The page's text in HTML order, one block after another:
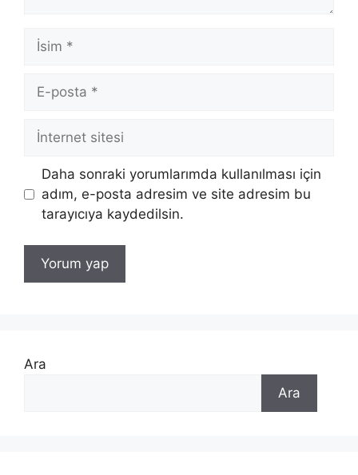
İsim
posta
İnternet
Daha sonraki yorumlarımda kullanılması için
adım, e-posta adresim ve site adresim bu
tarayıcıya kaydedilsin.
Ara
Ara